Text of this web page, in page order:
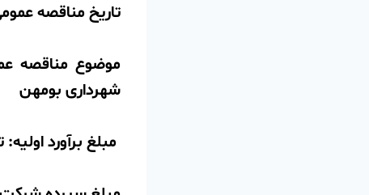
تاریخ مناقصه عمومی: 1404/
موضوع مناقصه
شهرداری بومهن­
مبلغ برآورد اولیه: تا سقف 80/